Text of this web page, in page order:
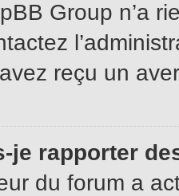
Group n’a
reçu un
je rapporter
du forum a